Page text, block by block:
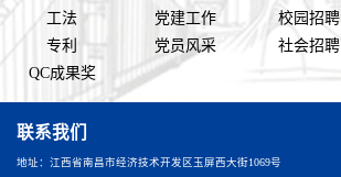
工法
专利
QC成果奖
党建工作
党员风采
校园招聘
社会招聘
联系我们
地址：江西省南昌市经济技术开发区玉屏西大街1069号